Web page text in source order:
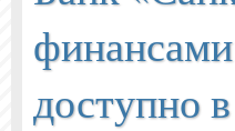
доступно